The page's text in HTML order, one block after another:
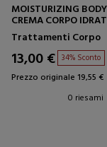
MOISTURIZING
CREMA CORPO
Trattamenti Corpo
13,00 € 34% Sconto
Prezzo originale 19,55 €
0 riesami